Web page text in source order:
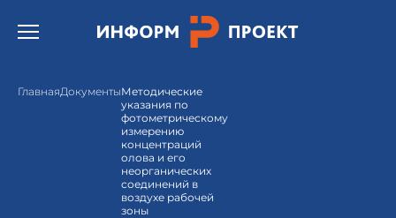
Открыть бургер меню.
ГлавнаяДокументыМетодические
указания по
фотометрическому
измерению
концентраций
олова и его
неорганических
соединений в
воздухе рабочей
зоны